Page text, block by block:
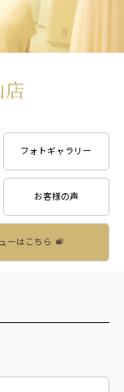
フォトギャラリー
お客様の声
ーはこちら